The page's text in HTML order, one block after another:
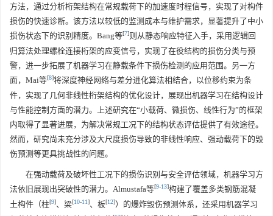
方法，通过分析桁架结构在常规载荷下的加速度时程信号，实现了对构件
损伤的快速诊断。该方法以较低的监测成本与维护需求，显著提升了中小
损伤状态下的识别精度。Bang等[7]则从静态响应特征入手，采用逻辑回
归算法处理螺栓连接桁架的应变信号，实现了在役结构的损伤分类与预
警，进一步拓展了机器学习在静载条件下损伤检测的应用范围。另一方
面，Mai等[8]将深度神经网络与差分进化算法相结合，以位移约束为条
件，实现了几何非线性桁架结构的优化设计，展现出机器学习在结构设计
与性能控制方面的潜力。上述研究在“小载荷、微损伤、线性行为”的框架
内取得了显著进展，为解决常规工况下的结构状态评估提供了有效途径。
然而，研究尚未充分涉及大尺度损伤导致的非线性响应、强动载荷下的毁
伤预测等更具挑战性的问题。
在强动载荷及破坏性工况下的损伤识别与安全评估领域，机器学习方
法依旧展现出突破性的潜力。Almustafa等[9-13]构建了覆盖多类钢筋混凝
土构件（柱[9]、梁[10-11]、板[12]）的爆炸毁伤预测体系，还采用机器学习